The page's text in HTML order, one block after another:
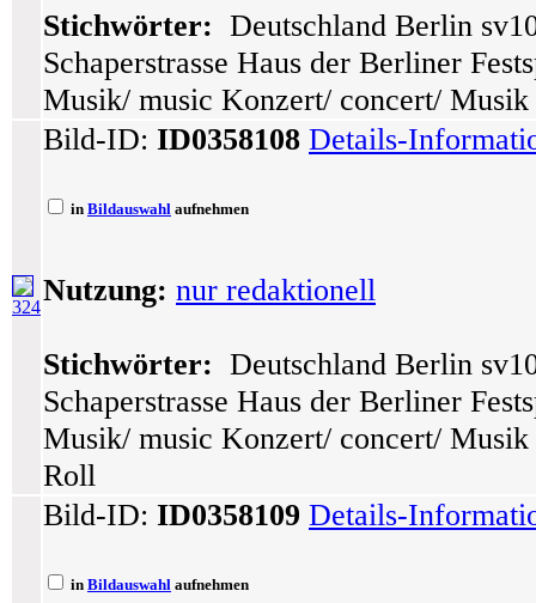
Stichwörter: Deutschland Berlin
Schaperstrasse Haus der Berliner
Musik/ music Konzert/ concert/ Musik
324
Bild-ID: ID0358108 Details-
in Bildauswahl aufnehmen
Nutzung: nur redaktionell
Stichwörter: Deutschland Berlin
Schaperstrasse Haus der Berliner
Musik/ music Konzert/ concert/
Roll
Bild-ID: ID0358109 Details-
in Bildauswahl aufnehmen